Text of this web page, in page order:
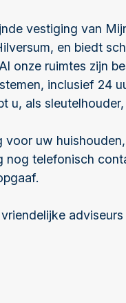
vestiging van
en biedt
onze ruimtes zijn
inclusief 24
u, als
voor uw
nog telefonisch